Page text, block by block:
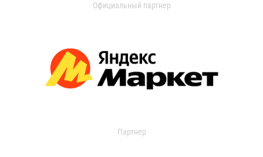
Официальный партнер
Партнер